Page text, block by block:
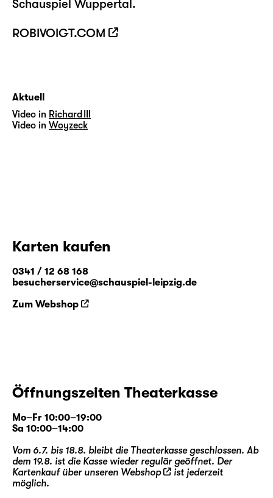
Schauspiel Wuppertal.
ROBIVOIGT.COM
Aktuell
Video in Richard III
Video in Woyzeck
Karten kaufen
0341 / 12 68 168
besucherservice@schauspiel-leipzig.de
Zum Webshop
Öffnungszeiten Theaterkasse
Mo–Fr 10:00–19:00
Sa 10:00–14:00
Vom 6.7. bis 18.8. bleibt die Theaterkasse geschlossen. Ab
dem 19.8. ist die Kasse wieder regulär geöffnet. Der
Kartenkauf über unseren Webshop
ist jederzeit
möglich.